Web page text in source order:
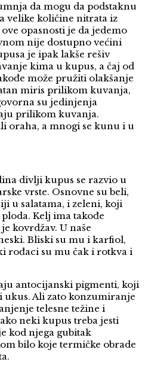
da mogu da podstaknu
velike količine nitrata iz
opasnosti je da jedemo
nije dostupno većini
je ipak lakše rešiv
kima u kupus, a čaj od
može pružiti olakšanje
miris prilikom kuvanja,
su jedinjenja
prilikom kuvanja.
oraha, a mnogi se kunu i u
divlji kupus se razvio u
vrste. Osnovne su beli,
u salatama, i zeleni, koji
Kelj ima takođe
kovrdžav. U naše
Bliski su mu i karfiol,
rođaci su mu čak i rotkva i
antocijanski pigmenti, koji
ukus. Ali zato konzumiranje
telesne težine i
neki kupus treba jesti
kod njega gubitak
bilo koje termičke obrade